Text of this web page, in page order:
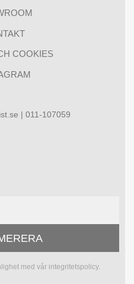
COOKIES
| 011-107059
med vår integritetspolicy.